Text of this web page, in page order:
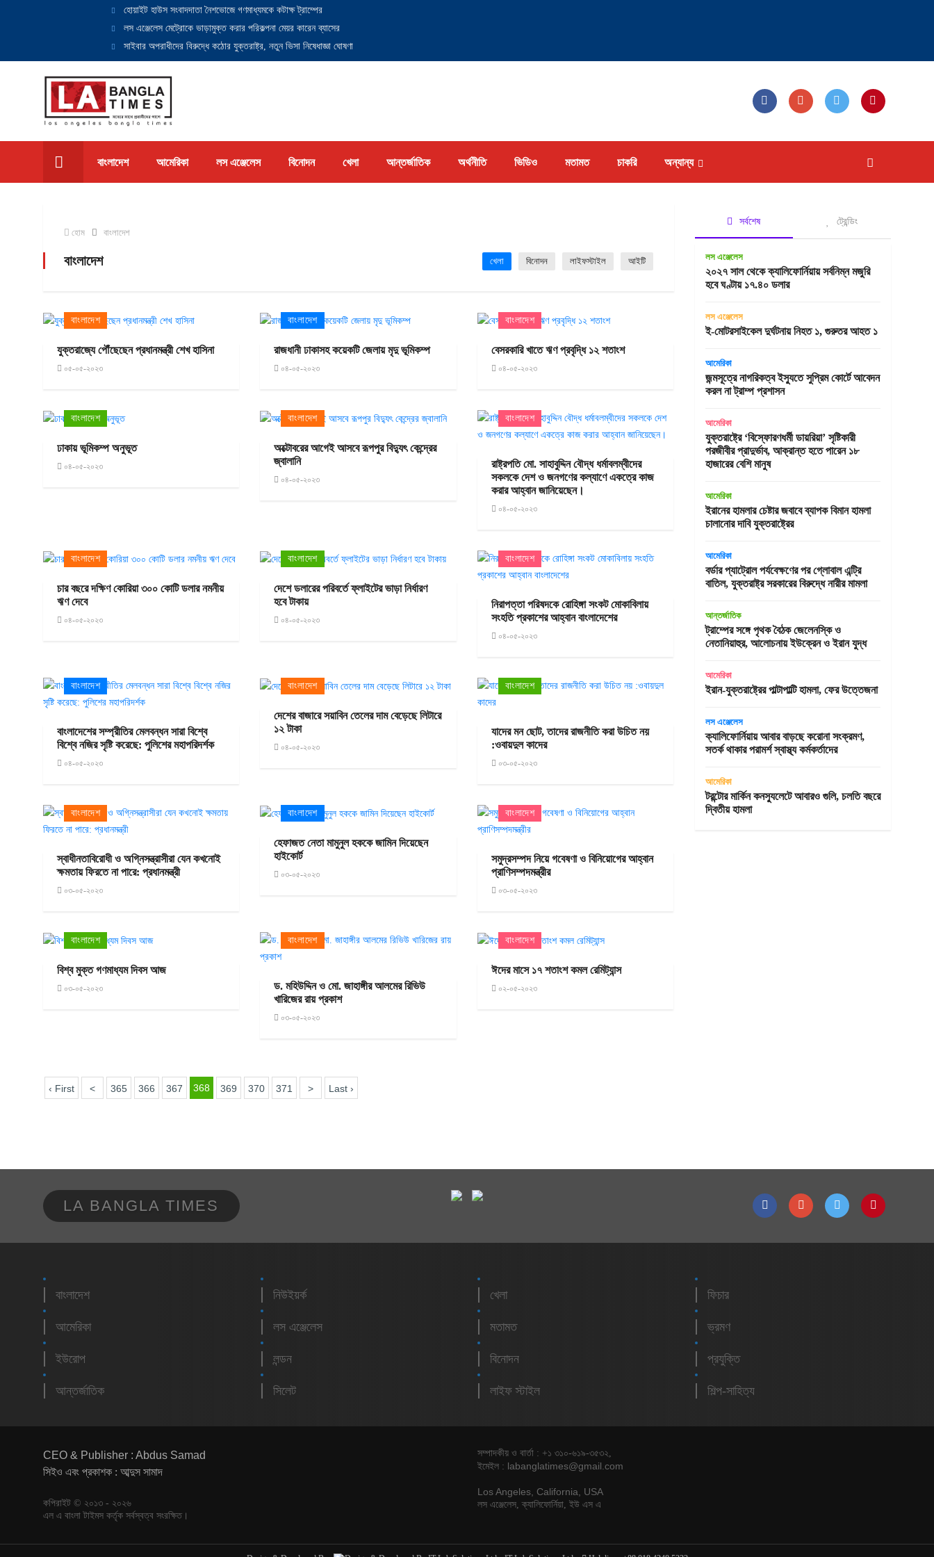
হোয়াইট হাউস সংবাদদাতা নৈশভোজে গণমাধ্যমকে কটাক্ষ ট্রাম্পের
লস এঞ্জেলেস মেট্রোকে ভাড়ামুক্ত করার পরিকল্পনা মেয়র কারেন ব্যাসের
সাইবার অপরাধীদের বিরুদ্ধে কঠোর যুক্তরাষ্ট্র, নতুন ভিসা নিষেধাজ্ঞা ঘোষণা
বাংলাদেশ আমেরিকা লস এঞ্জেলেস বিনোদন খেলা আন্তর্জাতিক অর্থনীতি ভিডিও মতামত চাকরি অন্যান্য
হোম বাংলাদেশ
বাংলাদেশ খেলা বিনোদন লাইফস্টাইল আইটি
বাংলাদেশ
যুক্তরাজ্যে পৌঁছেছেন প্রধানমন্ত্রী শেখ হাসিনা
০৫-০৫-২০২৩
বাংলাদেশ
রাজধানী ঢাকাসহ কয়েকটি জেলায় মৃদু ভূমিকম্প
০৪-০৫-২০২৩
বাংলাদেশ
বেসরকারি খাতে ঋণ প্রবৃদ্ধি ১২ শতাংশ
০৪-০৫-২০২৩
বাংলাদেশ
ঢাকায় ভূমিকম্প অনুভূত
০৪-০৫-২০২৩
বাংলাদেশ
অক্টোবরের আগেই আসবে রূপপুর বিদ্যুৎ কেন্দ্রের
জ্বালানি
০৪-০৫-২০২৩
বাংলাদেশ
রাষ্ট্রপতি মো. সাহাবুদ্দিন বৌদ্ধ ধর্মাবলম্বীদের
সকলকে দেশ ও জনগণের কল্যাণে একত্রে কাজ
করার আহ্বান জানিয়েছেন।
০৪-০৫-২০২৩
বাংলাদেশ
চার বছরে দক্ষিণ কোরিয়া ৩০০ কোটি ডলার নমনীয়
ঋণ দেবে
০৪-০৫-২০২৩
বাংলাদেশ
দেশে ডলারের পরিবর্তে ফ্লাইটের ভাড়া নির্ধারণ
হবে টাকায়
০৪-০৫-২০২৩
বাংলাদেশ
নিরাপত্তা পরিষদকে রোহিঙ্গা সংকট মোকাবিলায়
সংহতি প্রকাশের আহ্বান বাংলাদেশের
০৪-০৫-২০২৩
বাংলাদেশ
বাংলাদেশের সম্প্রীতির মেলবন্ধন সারা বিশ্বে
বিশ্বে নজির সৃষ্টি করেছে: পুলিশের মহাপরিদর্শক
০৪-০৫-২০২৩
বাংলাদেশ
দেশের বাজারে সয়াবিন তেলের দাম বেড়েছে লিটারে
১২ টাকা
০৪-০৫-২০২৩
বাংলাদেশ
যাদের মন ছোট, তাদের রাজনীতি করা উচিত নয়
:ওবায়দুল কাদের
০৩-০৫-২০২৩
বাংলাদেশ
স্বাধীনতাবিরোধী ও অগ্নিসন্ত্রাসীরা যেন কখনোই
ক্ষমতায় ফিরতে না পারে: প্রধানমন্ত্রী
০৩-০৫-২০২৩
বাংলাদেশ
হেফাজত নেতা মামুনুল হককে জামিন দিয়েছেন
হাইকোর্ট
০৩-০৫-২০২৩
বাংলাদেশ
সমুদ্রসম্পদ নিয়ে গবেষণা ও বিনিয়োগের আহ্বান
প্রাণিসম্পদমন্ত্রীর
০৩-০৫-২০২৩
বাংলাদেশ
বিশ্ব মুক্ত গণমাধ্যম দিবস আজ
০৩-০৫-২০২৩
বাংলাদেশ
ড. মহিউদ্দিন ও মো. জাহাঙ্গীর আলমের রিভিউ
খারিজের রায় প্রকাশ
০৩-০৫-২০২৩
বাংলাদেশ
ঈদের মাসে ১৭ শতাংশ কমল রেমিট্যান্স
০২-০৫-২০২৩
‹ First < 365 366 367 368 369 370 371 > Last ›
সর্বশেষ ট্রেন্ডিং
লস এঞ্জেলেস
২০২৭ সাল থেকে ক্যালিফোর্নিয়ায় সর্বনিম্ন মজুরি
হবে ঘণ্টায় ১৭.৪০ ডলার
লস এঞ্জেলেস
ই-মোটরসাইকেল দুর্ঘটনায় নিহত ১, গুরুতর আহত ১
আমেরিকা
জন্মসূত্রে নাগরিকত্ব ইস্যুতে সুপ্রিম কোর্টে আবেদন
করল না ট্রাম্প প্রশাসন
আমেরিকা
যুক্তরাষ্ট্রে ‘বিস্ফোরণধর্মী ডায়রিয়া’ সৃষ্টিকারী
পরজীবীর প্রাদুর্ভাব, আক্রান্ত হতে পারেন ১৮
হাজারের বেশি মানুষ
আমেরিকা
ইরানের হামলার চেষ্টার জবাবে ব্যাপক বিমান হামলা
চালানোর দাবি যুক্তরাষ্ট্রের
আমেরিকা
বর্ডার প্যাট্রোল পর্যবেক্ষণের পর গ্লোবাল এন্ট্রি
বাতিল, যুক্তরাষ্ট্র সরকারের বিরুদ্ধে নারীর মামলা
আন্তর্জাতিক
ট্রাম্পের সঙ্গে পৃথক বৈঠক জেলেনস্কি ও
নেতানিয়াহুর, আলোচনায় ইউক্রেন ও ইরান যুদ্ধ
আমেরিকা
ইরান-যুক্তরাষ্ট্রের পাল্টাপাল্টি হামলা, ফের উত্তেজনা
লস এঞ্জেলেস
ক্যালিফোর্নিয়ায় আবার বাড়ছে করোনা সংক্রমণ,
সতর্ক থাকার পরামর্শ স্বাস্থ্য কর্মকর্তাদের
আমেরিকা
টরন্টোর মার্কিন কনস্যুলেটে আবারও গুলি, চলতি বছরে
দ্বিতীয় হামলা
LA BANGLA TIMES
বাংলাদেশ
আমেরিকা
ইউরোপ
আন্তর্জাতিক
নিউইয়র্ক
লস এঞ্জেলেস
লন্ডন
সিলেট
খেলা
মতামত
বিনোদন
লাইফ স্টাইল
ফিচার
ভ্রমণ
প্রযুক্তি
শিল্প-সাহিত্য
CEO & Publisher : Abdus Samad
সিইও এবং প্রকাশক : আব্দুস সামাদ
কপিরাইট © ২০১৩ - ২০২৬
এল এ বাংলা টাইমস কর্তৃক সর্বস্বত্ব সংরক্ষিত।
সম্পাদকীয় ও বার্তা : +১ ৩১০-৬১৯-৩৫৩২,
ইমেইল : labanglatimes@gmail.com
Los Angeles, California, USA
লস এঞ্জেলেস, ক্যালিফোর্নিয়া, ইউ এস এ